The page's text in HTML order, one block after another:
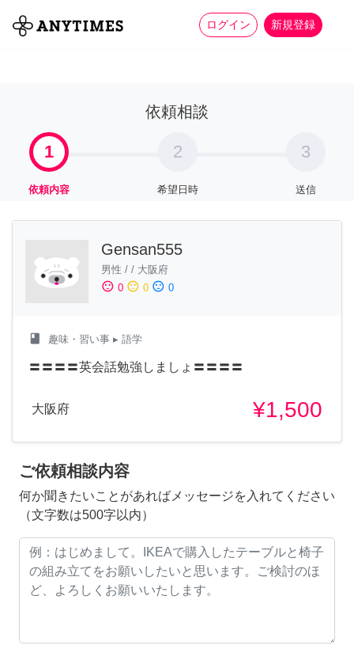
ログイン 新規登録
全て 家事 more_horiz
依頼相談
1
依頼内容
2
希望日時
3
送信
Gensan555
男性 / / 大阪府
sentiment_satisfied 0 sentiment_neutral 0 sentiment_dissatisfied 0
class 趣味・習い事 ▸ 語学
〓〓〓〓英会話勉強しましょ〓〓〓〓
大阪府 ¥1,500
ご依頼相談内容
何か聞きたいことがあればメッセージを入れてください
（文字数は500字以内）